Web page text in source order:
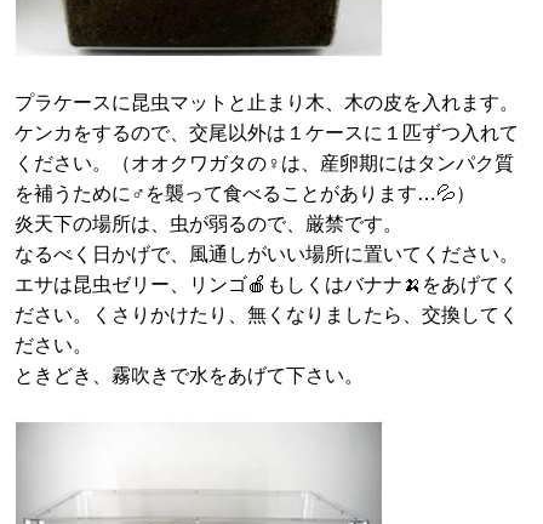
プラケースに昆虫マットと止まり木、木の皮を入れます。
ケンカをするので、交尾以外は１ケースに１匹ずつ入れて
ください。（オオクワガタの♀は、産卵期にはタンパク質
を補うために♂を襲って食べることがあります…💦）
炎天下の場所は、虫が弱るので、厳禁です。
なるべく日かげで、風通しがいい場所に置いてください。
エサは昆虫ゼリー、リンゴ🍎もしくはバナナ🍌をあげてく
ださい。くさりかけたり、無くなりましたら、交換してく
ださい。
ときどき、霧吹きで水をあげて下さい。